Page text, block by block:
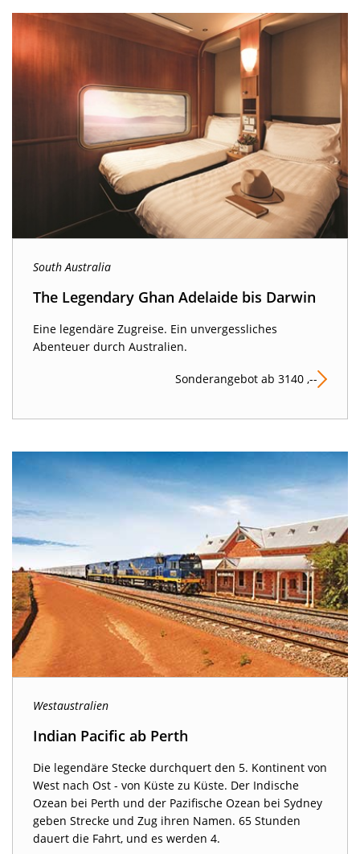
South Australia
The Legendary Ghan Adelaide bis Darwin
Eine legendäre Zugreise. Ein unvergessliches
Abenteuer durch Australien.
Sonderangebot ab 3140 ,--
Westaustralien
Indian Pacific ab Perth
Die legendäre Stecke durchquert den 5. Kontinent von
West nach Ost - von Küste zu Küste. Der Indische
Ozean bei Perth und der Pazifische Ozean bei Sydney
geben Strecke und Zug ihren Namen. 65 Stunden
dauert die Fahrt, und es werden 4.